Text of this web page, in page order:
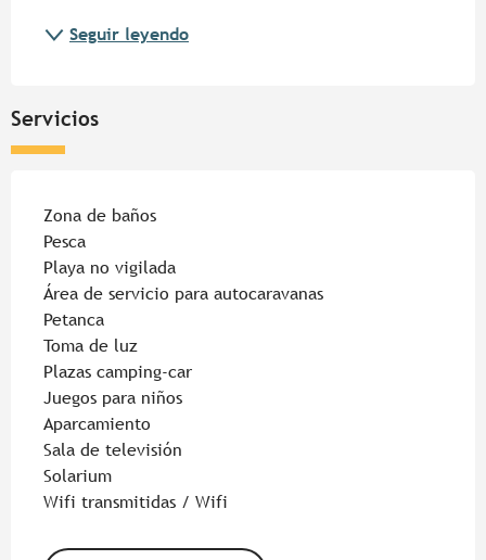
Seguir leyendo
Servicios
Zona de baños
Pesca
Playa no vigilada
Área de servicio para autocaravanas
Petanca
Toma de luz
Plazas camping-car
Juegos para niños
Aparcamiento
Sala de televisión
Solarium
Wifi transmitidas / Wifi